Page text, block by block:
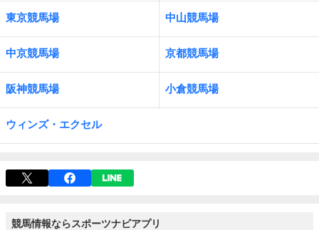
東京競馬場 中山競馬場
中京競馬場 京都競馬場
阪神競馬場 小倉競馬場
ウィンズ・エクセル
競馬情報ならスポーツナビアプリ